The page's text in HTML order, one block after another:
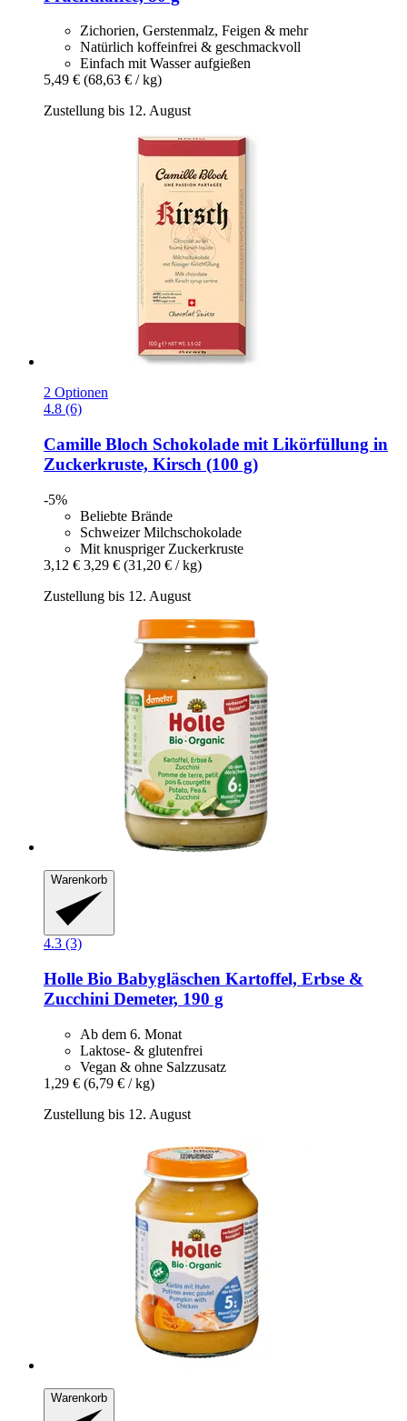
Zichorien, Gerstenmalz, Feigen & mehr
Natürlich koffeinfrei & geschmackvoll
Einfach mit Wasser aufgießen
5,49 € (68,63 € / kg)
Zustellung bis 12. August
2 Optionen
4.8 (6)
Camille Bloch Schokolade mit Likörfüllung in
Zuckerkruste, Kirsch (100 g)
-5%
Beliebte Brände
Schweizer Milchschokolade
Mit knuspriger Zuckerkruste
3,12 € 3,29 € (31,20 € / kg)
Zustellung bis 12. August
Warenkorb
4.3 (3)
Holle Bio Babygläschen Kartoffel, Erbse &
Zucchini Demeter, 190 g
Ab dem 6. Monat
Laktose- & glutenfrei
Vegan & ohne Salzzusatz
1,29 € (6,79 € / kg)
Zustellung bis 12. August
Warenkorb